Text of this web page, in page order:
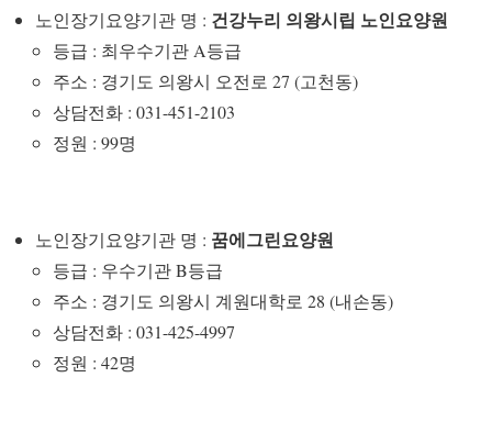
노인장기요양기관 명 : 건강누리 의왕시립 노인요양원
등급 : 최우수기관 A등급
주소 : 경기도 의왕시 오전로 27 (고천동)
상담전화 : 031-451-2103
정원 : 99명
노인장기요양기관 명 : 꿈에그린요양원
등급 : 우수기관 B등급
주소 : 경기도 의왕시 계원대학로 28 (내손동)
상담전화 : 031-425-4997
정원 : 42명